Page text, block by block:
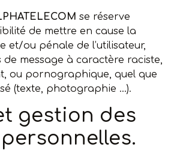
se réserve
de mettre en cause la
et/ou pénale de l’utilisateur,
message à caractère raciste,
ou pornographique, quel que
(texte, photographie …).
gestion des